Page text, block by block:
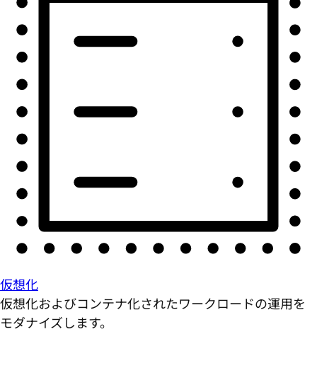
仮想化
仮想化およびコンテナ化されたワークロードの運用を
モダナイズします。